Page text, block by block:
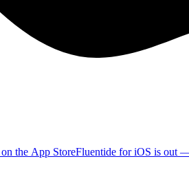
the App StoreFluentide for iOS is out